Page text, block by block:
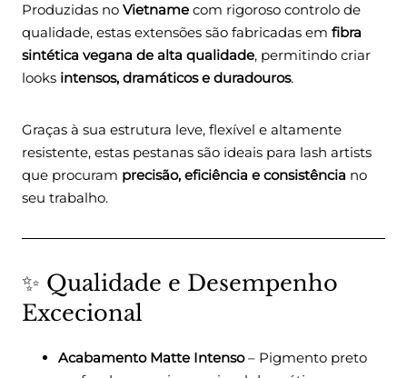
Produzidas no Vietname com rigoroso controlo de
qualidade, estas extensões são fabricadas em fibra
sintética vegana de alta qualidade, permitindo criar
looks intensos, dramáticos e duradouros.
Graças à sua estrutura leve, flexível e altamente
resistente, estas pestanas são ideais para lash artists
que procuram precisão, eficiência e consistência no
seu trabalho.
✨ Qualidade e Desempenho
Excecional
Acabamento Matte Intenso– Pigmento preto